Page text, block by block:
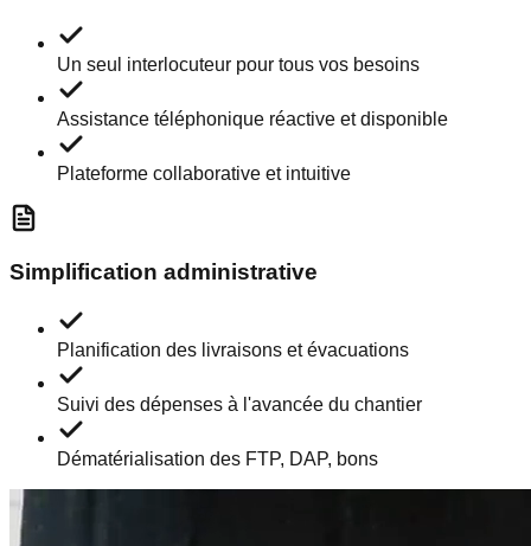
Un seul interlocuteur pour tous vos besoins
Assistance téléphonique réactive et disponible
Plateforme collaborative et intuitive
Simplification administrative
Planification des livraisons et évacuations
Suivi des dépenses à l'avancée du chantier
Dématérialisation des FTP, DAP, bons